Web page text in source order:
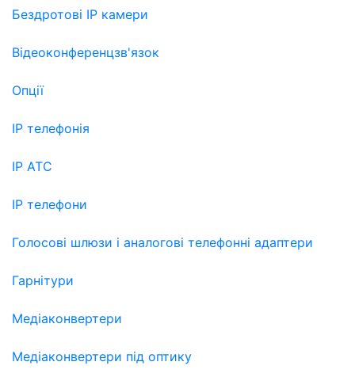
Бездротові IP камери
Відеоконференцзв'язок
Опції
IP телефонія
IP АТС
IP телефони
Голосові шлюзи і аналогові телефонні адаптери
Гарнітури
Медіаконвертери
Медіаконвертери під оптику